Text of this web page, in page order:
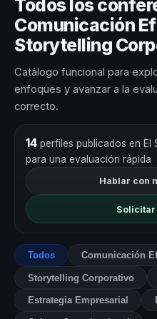
Todos los
Comunicación
Storytelling
Catálogo funcional para
enfoques y avanzar a la
correcto.
14perfiles publicados en El
para una evaluación rápida
Hablar con
Solicitar
Todos Comunicación
Storytelling Corporativo
Estrategia Empresarial